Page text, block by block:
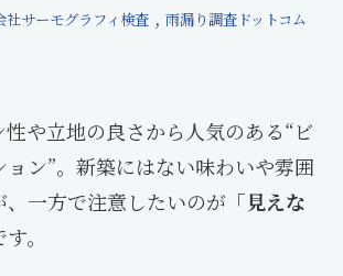
社サーモグラフィ検査 ,雨漏り調査ドットコム
や立地の良さから人気のある“ビ
ョン”。新築にはない味わいや雰囲
、一方で注意したいのが「見えな
。